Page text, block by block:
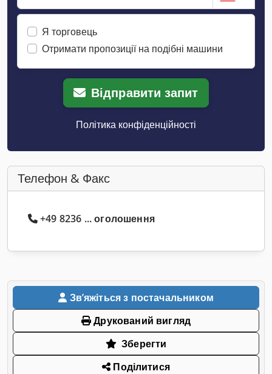
Я торговець
Отримати пропозиції на подібні машини
Відправити запит
Політика конфіденційності
Телефон & Факс
+49 8236 ... оголошення
Звʼяжіться з постачальником
Друкований вигляд
Зберегти
Поділитися